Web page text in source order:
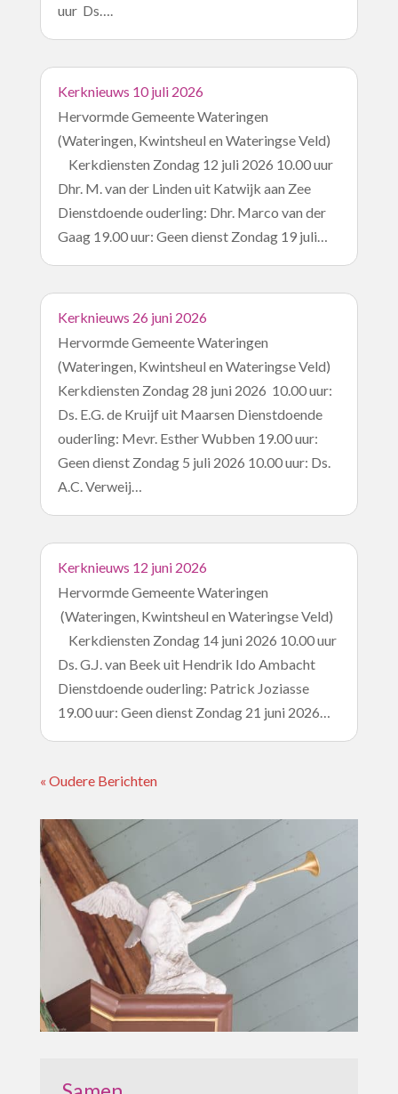
uur Ds….
Kerknieuws 10 juli 2026
Hervormde Gemeente Wateringen
(Wateringen, Kwintsheul en Wateringse Veld)
Kerkdiensten Zondag 12 juli 2026 10.00 uur
Dhr. M. van der Linden uit Katwijk aan Zee
Dienstdoende ouderling: Dhr. Marco van der
Gaag 19.00 uur: Geen dienst Zondag 19 juli…
Kerknieuws 26 juni 2026
Hervormde Gemeente Wateringen
(Wateringen, Kwintsheul en Wateringse Veld)
Kerkdiensten Zondag 28 juni 2026 10.00 uur:
Ds. E.G. de Kruijf uit Maarsen Dienstdoende
ouderling: Mevr. Esther Wubben 19.00 uur:
Geen dienst Zondag 5 juli 2026 10.00 uur: Ds.
A.C. Verweij…
Kerknieuws 12 juni 2026
Hervormde Gemeente Wateringen
(Wateringen, Kwintsheul en Wateringse Veld)
Kerkdiensten Zondag 14 juni 2026 10.00 uur
Ds. G.J. van Beek uit Hendrik Ido Ambacht
Dienstdoende ouderling: Patrick Joziasse
19.00 uur: Geen dienst Zondag 21 juni 2026…
« Oudere Berichten